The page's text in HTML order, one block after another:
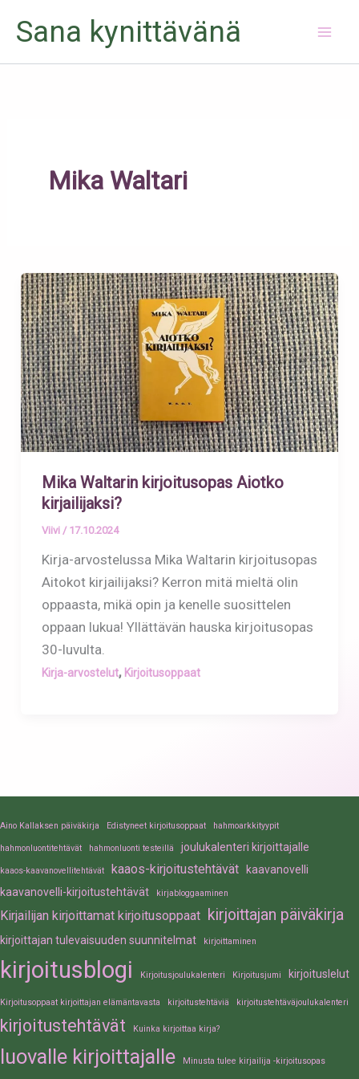
sisältöön
Sana kynittävänä
Mika Waltari
Mika Waltarin kirjoitusopas Aiotko
kirjailijaksi?
Viivi / 17.10.2024
Kirja-arvostelussa Mika Waltarin kirjoitusopas
Aitokot kirjailijaksi? Kerron mitä mieltä olin
oppaasta, mikä opin ja kenelle suosittelen
oppaan lukua! Yllättävän hauska kirjoitusopas
30-luvulta.
Kirja-arvostelut, Kirjoitusoppaat
Aino Kallaksen päiväkirja Edistyneet kirjoitusoppaat hahmoarkkityypit
hahmonluontitehtävät hahmonluonti testeillä joulukalenteri kirjoittajalle
kaaos-kaavanovellitehtävät kaaos-kirjoitustehtävät
kaavanovelli
kaavanovelli-kirjoitustehtävät
kirjabloggaaminen
Kirjailijan kirjoittamat kirjoitusoppaat kirjoittajan päiväkirja
kirjoittajan tulevaisuuden suunnitelmat kirjoittaminen
kirjoitusblogi Kirjoitusjoulukalenteri Kirjoitusjumi kirjoituslelut
Kirjoitusoppaat kirjoittajan elämäntavasta kirjoitustehtäviä kirjoitustehtäväjoulukalenteri
kirjoitustehtävät Kuinka kirjoittaa kirja?
luovalle kirjoittajalle Minusta tulee kirjailija -kirjoitusopas